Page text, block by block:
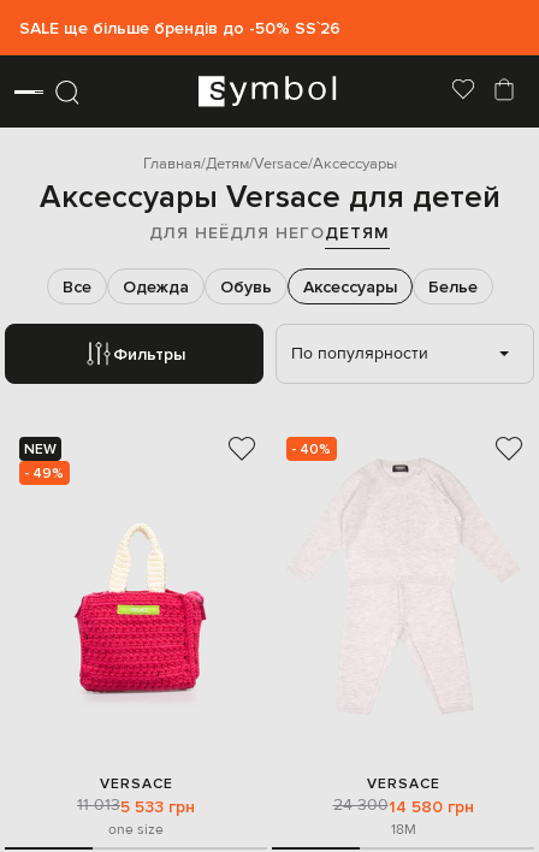
SALE ще більше брендів до -50% SS`26
Главная Детям Versace Аксессуары
Аксессуары Versace для детей
ДЛЯ НЕЁДЛЯ НЕГОДЕТЯМ
Фильтры
Все Одежда Обувь Аксессуары Белье
По популярности
NEW
- 49%
VERSACE
11 0135 533 грн
one size
- 40%
VERSACE
24 30014 580 грн
18M